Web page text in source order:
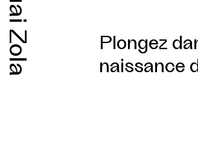
Quai Zola
Plongez
naissance